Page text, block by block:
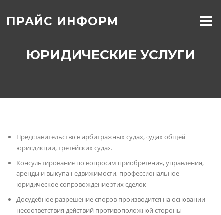
содержанию
ПРАЙС ИНФОРМ Меню
ЮРИДИЧЕСКИЕ УСЛУГИ
Представительство в арбитражных судах, судах общей
юрисдикции, третейских судах.
Консультирование по вопросам приобретения, управления,
аренды и выкупа недвижимости, профессиональное
юридическое сопровождение этих сделок.
Досудебное разрешение споров производится на основании
несоответствия действий противоположной стороны